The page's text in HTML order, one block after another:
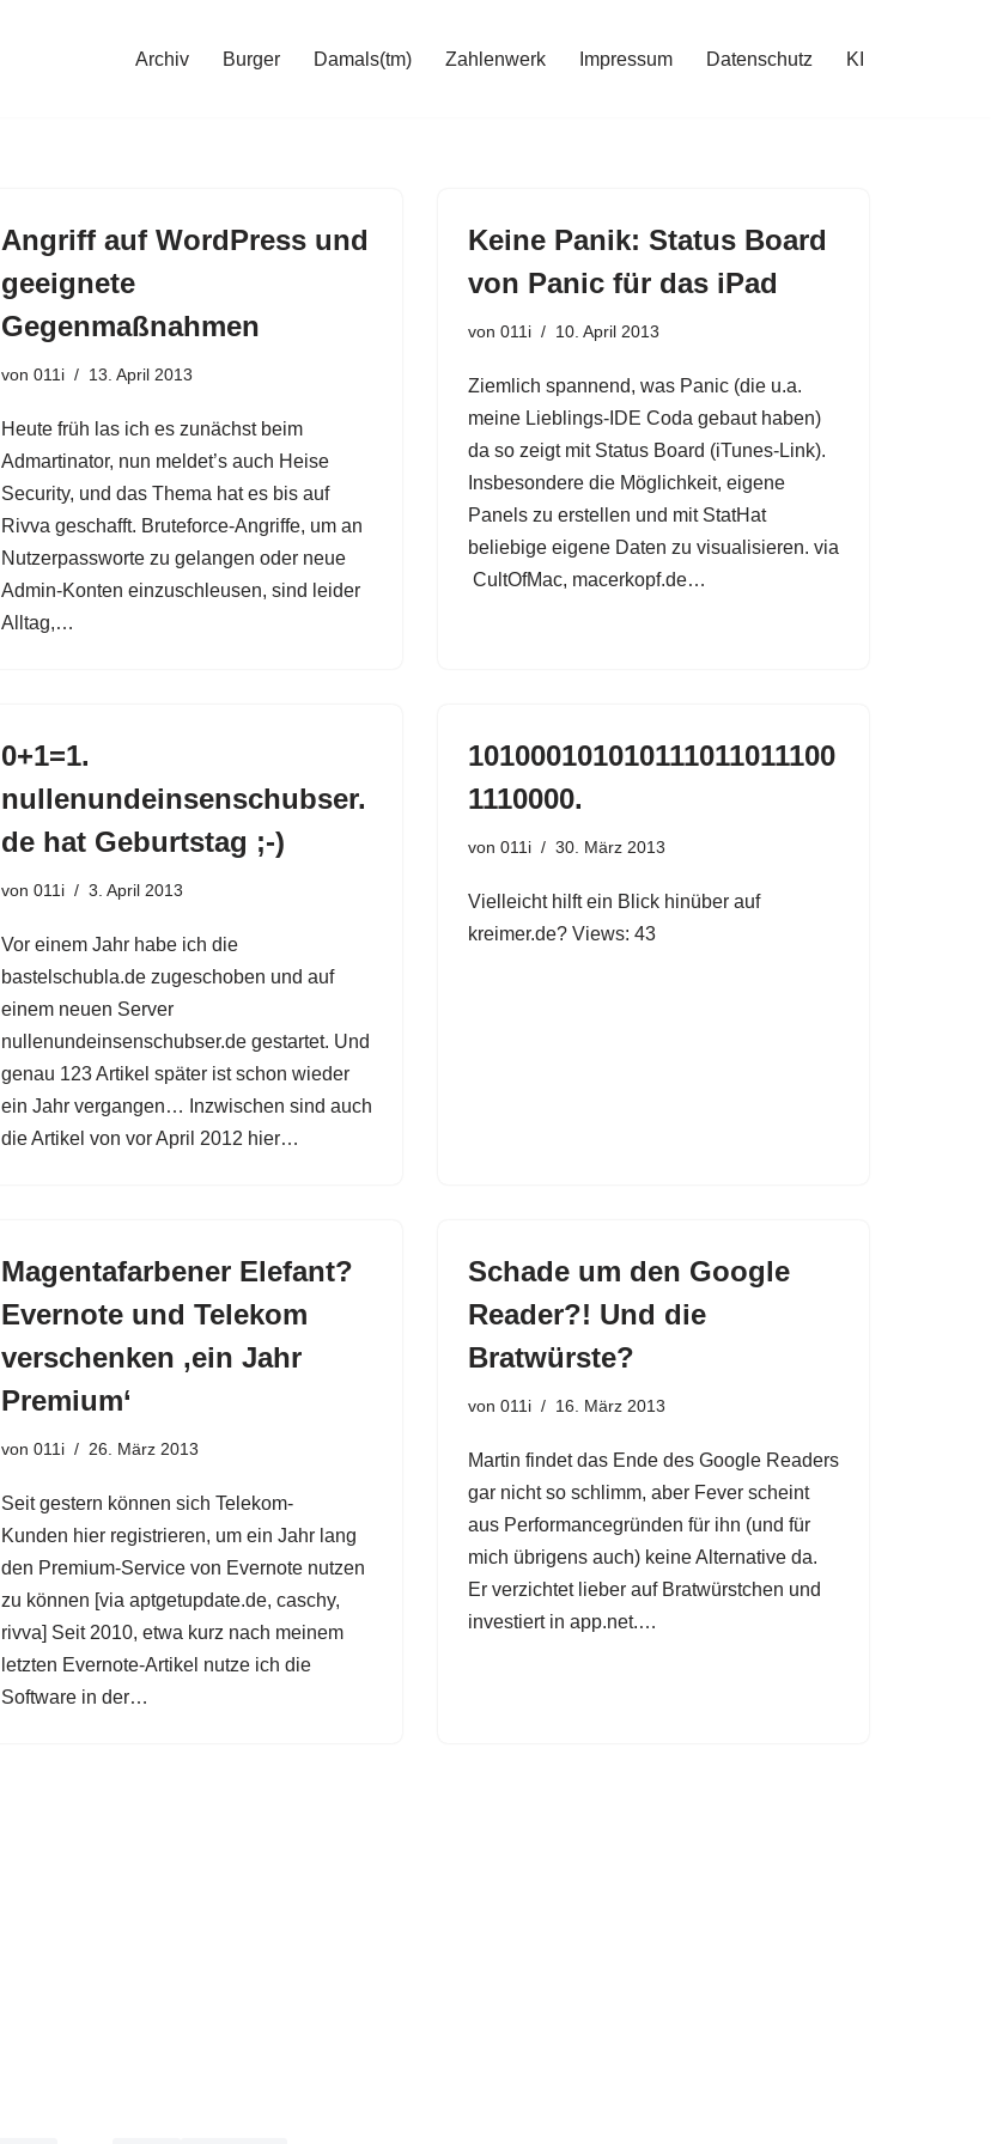
Archiv Burger Damals(tm) Zahlenwerk Impressum Datenschutz KI
Angriff auf WordPress und
geeignete
Gegenmaßnahmen
von 011i 13. April 2013
Heute früh las ich es zunächst beim
Admartinator, nun meldet’s auch Heise
Security, und das Thema hat es bis auf
Rivva geschafft. Bruteforce-Angriffe, um an
Nutzerpassworte zu gelangen oder neue
Admin-Konten einzuschleusen, sind leider
Alltag,…
Keine Panik: Status Board
von Panic für das iPad
von 011i 10. April 2013
Ziemlich spannend, was Panic (die u.a.
meine Lieblings-IDE Coda gebaut haben)
da so zeigt mit Status Board (iTunes-Link).
Insbesondere die Möglichkeit, eigene
Panels zu erstellen und mit StatHat
beliebige eigene Daten zu visualisieren. via
CultOfMac, macerkopf.de…
0+1=1.
nullenundeinsenschubser.
de hat Geburtstag ;-)
von 011i 3. April 2013
Vor einem Jahr habe ich die
bastelschubla.de zugeschoben und auf
einem neuen Server
nullenundeinsenschubser.de gestartet. Und
genau 123 Artikel später ist schon wieder
ein Jahr vergangen… Inzwischen sind auch
die Artikel von vor April 2012 hier…
101000101010111011011100
1110000.
von 011i 30. März 2013
Vielleicht hilft ein Blick hinüber auf
kreimer.de? Views: 43
Magentafarbener Elefant?
Evernote und Telekom
verschenken ‚ein Jahr
Premium‘
von 011i 26. März 2013
Seit gestern können sich Telekom-
Kunden hier registrieren, um ein Jahr lang
den Premium-Service von Evernote nutzen
zu können [via aptgetupdate.de, caschy,
rivva] Seit 2010, etwa kurz nach meinem
letzten Evernote-Artikel nutze ich die
Software in der…
Schade um den Google
Reader?! Und die
Bratwürste?
von 011i 16. März 2013
Martin findet das Ende des Google Readers
gar nicht so schlimm, aber Fever scheint
aus Performancegründen für ihn (und für
mich übrigens auch) keine Alternative da.
Er verzichtet lieber auf Bratwürstchen und
investiert in app.net.…